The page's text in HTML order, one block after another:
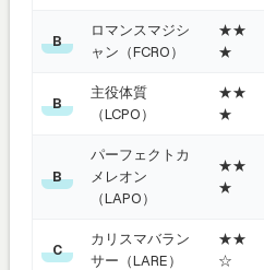
B
ロマンスマジシ
ャン（FCRO）
★★
★
B
主役体質
（LCPO）
★★
★
B
パーフェクトカ
メレオン
（LAPO）
★★
★
C
カリスマバラン
サー（LARE）
★★
☆